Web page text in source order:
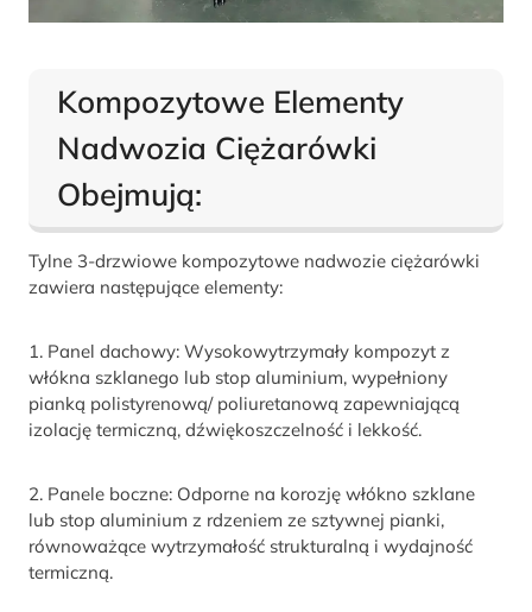
Kompozytowe Elementy
Nadwozia Ciężarówki
Obejmują:
Tylne 3-drzwiowe kompozytowe nadwozie ciężarówki
zawiera następujące elementy:
1. Panel dachowy: Wysokowytrzymały kompozyt z
włókna szklanego lub stop aluminium, wypełniony
pianką polistyrenową/ poliuretanową zapewniającą
izolację termiczną, dźwiękoszczelność i lekkość.
2. Panele boczne: Odporne na korozję włókno szklane
lub stop aluminium z rdzeniem ze sztywnej pianki,
równoważące wytrzymałość strukturalną i wydajność
termiczną.